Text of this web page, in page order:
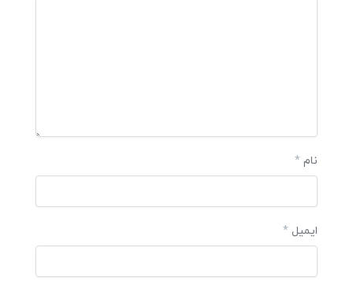
نام *
ایمیل *